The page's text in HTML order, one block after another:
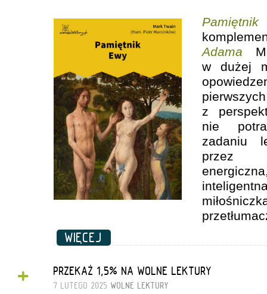
Adama
w dużej
z
nie
zadaniu
przez
WIĘCEJ
+ PRZEKAŻ 1,5% NA WOLNE LEKTURY
7 LUTEGO 2025 WOLNE LEKTURY